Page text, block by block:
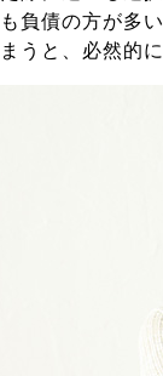
負債の方が多
うと、必然的